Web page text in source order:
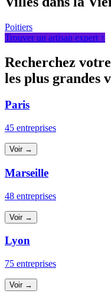
Poitiers
Trouver un artisan expert ↑
Recherchez
les plus grandes
Paris
45 entreprises
Voir →
Marseille
48 entreprises
Voir →
Lyon
75 entreprises
Voir →